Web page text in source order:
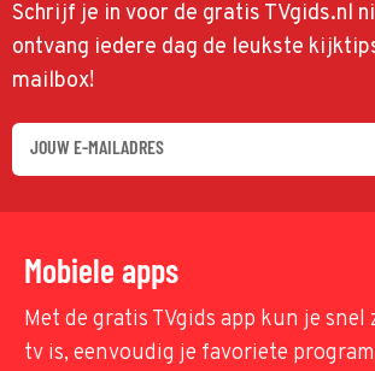
Schrijf je in voor de gratis TVgids.nl
ontvang iedere dag de leukste
mailbox!
Mobiele apps
Met de gratis TVgids app kun je snel
tv is, eenvoudig je favoriete